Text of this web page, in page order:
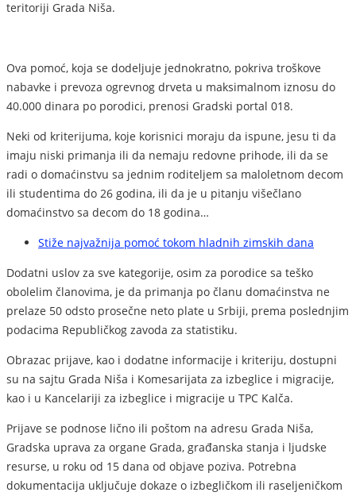
teritoriji Grada Niša.
Ova pomoć, koja se dodeljuje jednokratno, pokriva troškove
nabavke i prevoza ogrevnog drveta u maksimalnom iznosu do
40.000 dinara po porodici, prenosi Gradski portal 018.
Neki od kriterijuma, koje korisnici moraju da ispune, jesu ti da
imaju niski primanja ili da nemaju redovne prihode, ili da se
radi o domaćinstvu sa jednim roditeljem sa maloletnom decom
ili studentima do 26 godina, ili da je u pitanju višečlano
domaćinstvo sa decom do 18 godina…
Stiže najvažnija pomoć tokom hladnih zimskih dana
Dodatni uslov za sve kategorije, osim za porodice sa teško
obolelim članovima, je da primanja po članu domaćinstva ne
prelaze 50 odsto prosečne neto plate u Srbiji, prema poslednjim
podacima Republičkog zavoda za statistiku.
Obrazac prijave, kao i dodatne informacije i kriteriju, dostupni
su na sajtu Grada Niša i Komesarijata za izbeglice i migracije,
kao i u Kancelariji za izbeglice i migracije u TPC Kalča.
Prijave se podnose lično ili poštom na adresu Grada Niša,
Gradska uprava za organe Grada, građanska stanja i ljudske
resurse, u roku od 15 dana od objave poziva. Potrebna
dokumentacija uključuje dokaze o izbegličkom ili raseljeničkom